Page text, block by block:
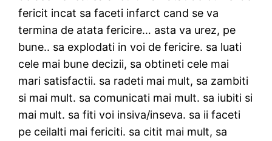
fericit incat sa faceti infarct cand se va
termina de atata fericire… asta va urez, pe
bune.. sa explodati in voi de fericire. sa luati
cele mai bune decizii, sa obtineti cele mai
mari satisfactii. sa radeti mai mult, sa zambiti
si mai mult. sa comunicati mai mult. sa iubiti si
mai mult. sa fiti voi insiva/inseva. sa ii faceti
pe ceilalti mai fericiti. sa citit mai mult, sa